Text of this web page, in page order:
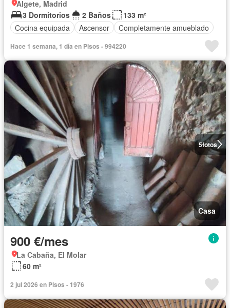
Algete, Madrid
3 Dormitorios
2 Baños
133 m²
Cocina equipada
Ascensor Completamente amueblado
Hace 1 semana, 1 día en Pisos - 994220
5fotos
Casa
900 €/mes
La Cabaña, El Molar
60 m²
2 jul 2026 en Pisos - 1976